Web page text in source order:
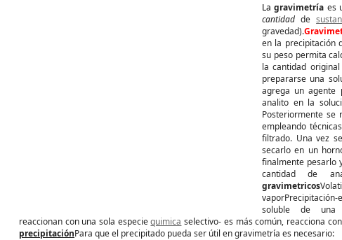
Lagravimetría es
cantidad de
gravedad).
en la precipitación
su peso permita
la cantidad
prepararse una
agrega un agente
analito en la
Posteriormente se
empleando
filtrado. Una vez
secarlo en un
finalmente pesarlo
cantidad de
gravimetricos
soluble de una
reaccionan con una sola especiequimica selectivo- es más común, reacciona
precipitaciónPara que el precipitado pueda ser útil en gravimetría es necesario: